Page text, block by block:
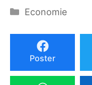
Catégories
Economie
Poster